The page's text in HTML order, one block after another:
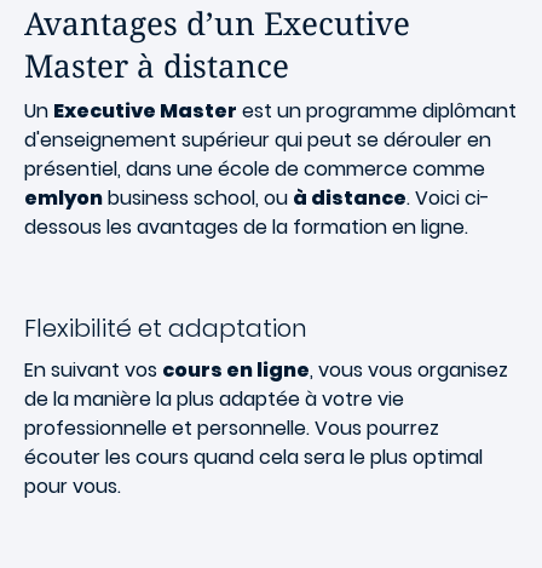
Avantages d’un Executive
Master à distance
Un Executive Master est un programme diplômant
d'enseignement supérieur qui peut se dérouler en
présentiel, dans une école de commerce comme
emlyonbusiness school, ou à distance. Voici ci-
dessous les avantages de la formation en ligne.
Flexibilité et adaptation
En suivant vos cours en ligne, vous vous organisez
de la manière la plus adaptée à votre vie
professionnelle et personnelle. Vous pourrez
écouter les cours quand cela sera le plus optimal
pour vous.